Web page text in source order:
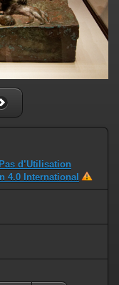
d’Utilisation
4.0 International